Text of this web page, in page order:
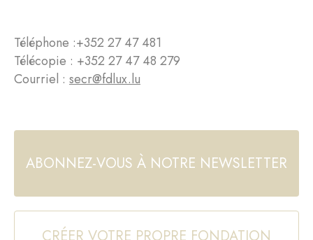
Téléphone :+352 27 47 481
Télécopie : +352 27 47 48 279
Courriel : secr@fdlux.lu
ABONNEZ-VOUS À NOTRE NEWSLETTER
CRÉER VOTRE PROPRE FONDATION